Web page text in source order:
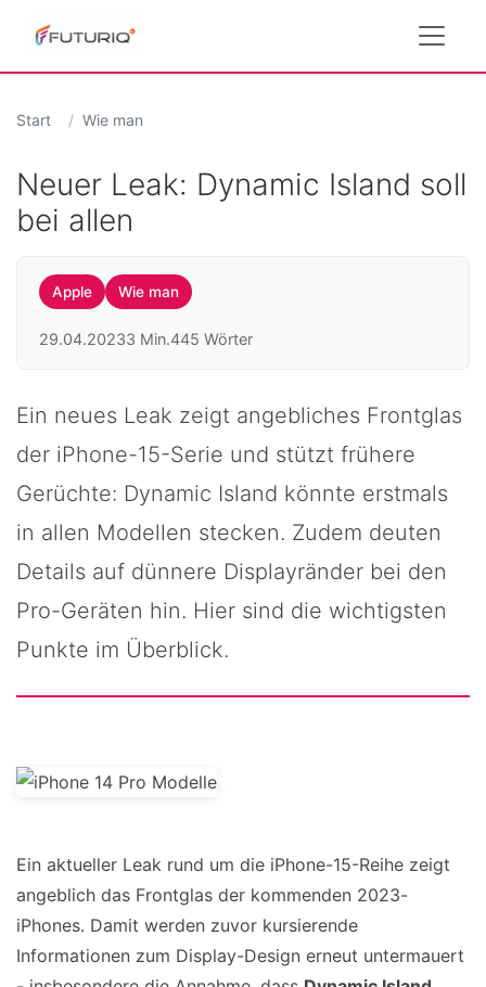
Start Wie man
Neuer Leak: Dynamic Island soll
bei allen
Apple Wie man
29.04.20233 Min.445 Wörter
Ein neues Leak zeigt angebliches Frontglas
der iPhone-15-Serie und stützt frühere
Gerüchte: Dynamic Island könnte erstmals
in allen Modellen stecken. Zudem deuten
Details auf dünnere Displayränder bei den
Pro-Geräten hin. Hier sind die wichtigsten
Punkte im Überblick.
Ein aktueller Leak rund um die iPhone-15-Reihe zeigt
angeblich das Frontglas der kommenden 2023-
iPhones. Damit werden zuvor kursierende
Informationen zum Display-Design erneut untermauert